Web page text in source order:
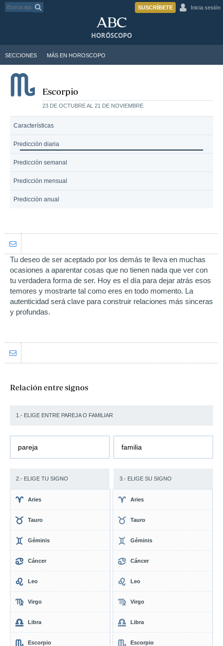
SUSCRÍBETE Inicia sesión
SECCIONES MÁS EN HOROSCOPO
HORÓSCOPO
Escorpio
23 DE OCTUBRE AL 21 DE NOVIEMBRE
Características
Predicción diaria
Predicción semanal
Predicción mensual
Predicción anual
Tu deseo de ser aceptado por los demás te lleva en muchas
ocasiones a aparentar cosas que no tienen nada que ver con
tu verdadera forma de ser. Hoy es el día para dejar atrás esos
temores y mostrarte tal como eres en todo momento. La
autenticidad será clave para construir relaciones más sinceras
y profundas.
Relación entre signos
1.- ELIGE ENTRE PAREJA O FAMILIAR
pareja familia
2.- ELIGE TU SIGNO 3.- ELIGE SU SIGNO
Aries
Tauro
Géminis
Cáncer
Leo
Virgo
Libra
Escorpio
Aries
Tauro
Géminis
Cáncer
Leo
Virgo
Libra
Escorpio